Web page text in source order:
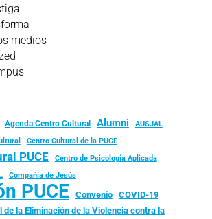
medios
Agenda Centro Cultural Alumni
AUSJAL
Centro Cultural de la PUCE
PUCE Centro de Psicología Aplicada
Compañía de Jesús
PUCE Convenio
COVID-19
de la Eliminación de la Violencia contra la